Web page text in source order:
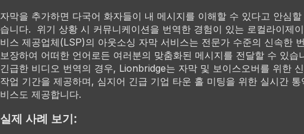
자막을 추가하면 다국어 화자들이 내 메시지를 이해할 수 있다고 안심할
습니다. 위기 상황 시 커뮤니케이션을 번역한 경험이 있는 로컬라이제
비스 제공업체(LSP)의 아웃소싱 자막 서비스는 전문가 수준의 신속한
보장하여 어떠한 언어로든 여러분의 맞춤화된 메시지를 전달할 수 있습
긴급한 비디오 번역의 경우, Lionbridge는 자막 및 보이스오버를 위한
작업 기간을 제공하며, 심지어 긴급 기업 타운 홀 미팅을 위한 실시간 통
비스도 제공합니다.
실제 사례 보기: